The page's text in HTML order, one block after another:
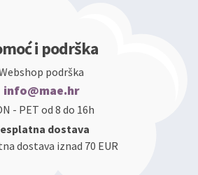
i podrška
podrška
info@mae.hr
- PET od 8 do 16h
dostava
dostava iznad 70 EUR